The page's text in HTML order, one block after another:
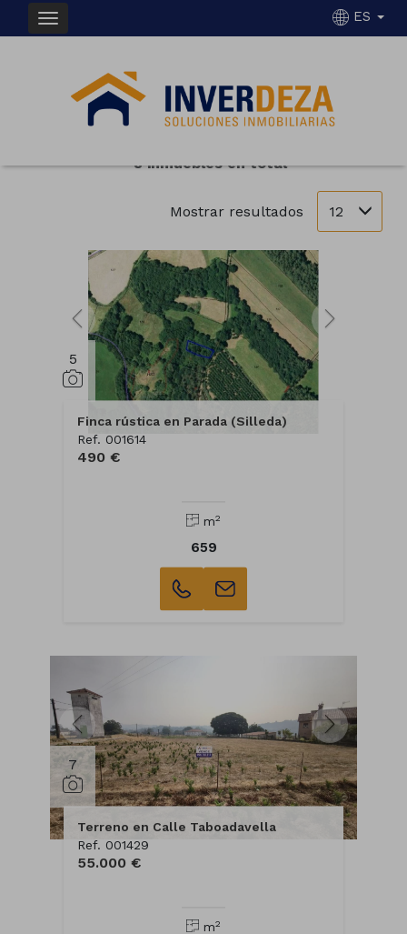
ES
INMUEBLES EN VENTA EN SILLEDA
Filtrar Ordenar
8 inmuebles en total
Mostrar resultados 12
5
Finca rústica en Parada (Silleda)
Ref. 001614
490 €
m2
659
7
Terreno en Calle Taboadavella
Ref. 001429
55.000 €
m2